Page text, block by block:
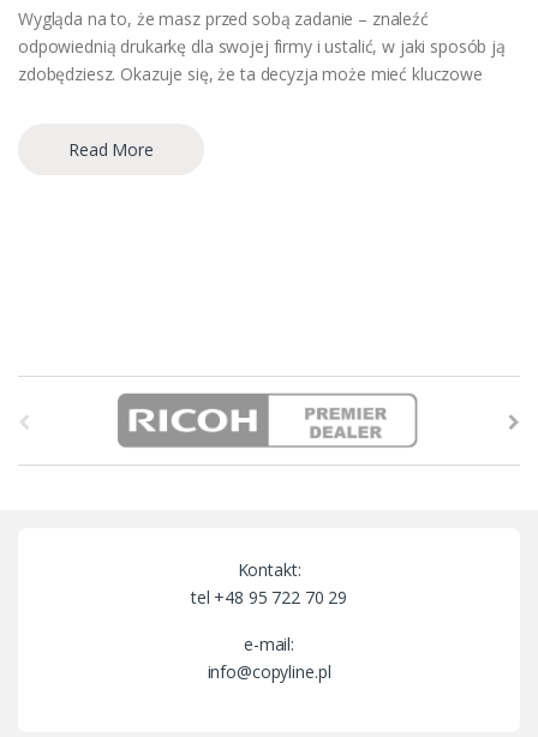
Wygląda na to, że masz przed sobą zadanie – znaleźć
odpowiednią drukarkę dla swojej firmy i ustalić, w jaki sposób ją
zdobędziesz. Okazuje się, że ta decyzja może mieć kluczowe
Read More
Kontakt:
tel +48 95 722 70 29
e-mail:
info@copyline.pl